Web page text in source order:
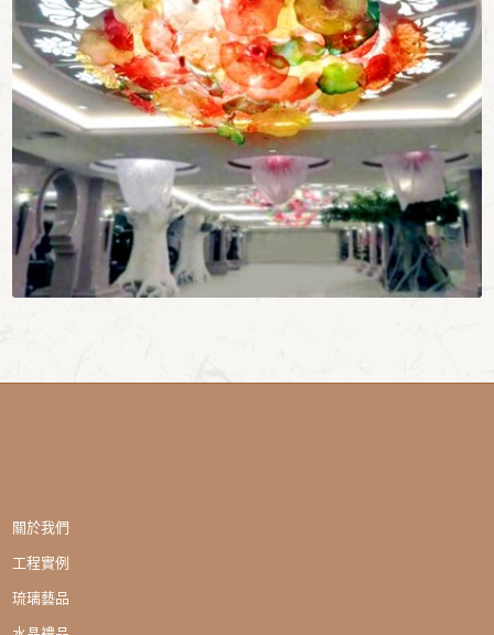
關於我們
工程實例
琉璃藝品